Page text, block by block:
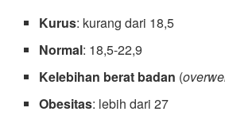
Kurus: kurang dari 18,5
Normal: 18,5-22,9
Kelebihan berat badan (
Obesitas: lebih dari 27